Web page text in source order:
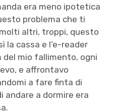
era meno ipotetica
problema che ti
altri, troppi, questo
la cassa e l’e-reader
mio fallimento, ogni
e affrontavo
a fare finta di
andare a dormire era